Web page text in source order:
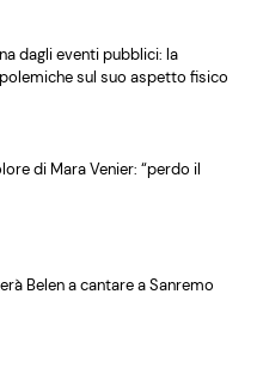
dagli eventi pubblici: la
sul suo aspetto fisico
di Mara Venier: “perdo il
Belen a cantare a Sanremo